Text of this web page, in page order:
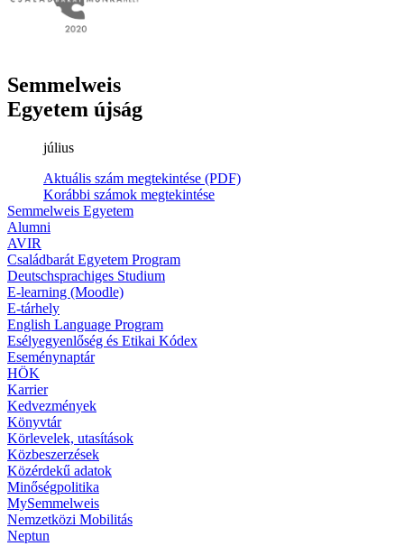
Semmelweis
Egyetem újság
július
Aktuális szám megtekintése (PDF)
Korábbi számok megtekintése
Semmelweis Egyetem
Alumni
AVIR
Családbarát Egyetem Program
Deutschsprachiges Studium
E-learning (Moodle)
E-tárhely
English Language Program
Esélyegyenlőség és Etikai Kódex
Eseménynaptár
HÖK
Karrier
Kedvezmények
Könyvtár
Körlevelek, utasítások
Közbeszerzések
Közérdekű adatok
Minőségpolitika
MySemmelweis
Nemzetközi Mobilitás
Neptun